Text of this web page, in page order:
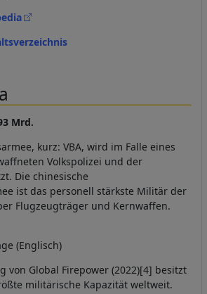
Mrd.
kurz: VBA, wird im Falle eines
Volkspolizei und der
Die chinesische
ist das personell stärkste Militär der
Flugzeugträger und Kernwaffen.
(Englisch)
von Global Firepower (2022)[4] besitzt
militärische Kapazität weltweit.